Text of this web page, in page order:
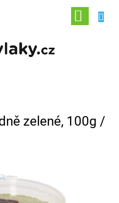
NÁKUPNÍ
KOŠÍK
zelené, 100g /